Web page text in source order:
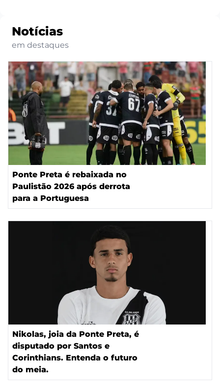
Notícias
em destaques
Ponte Preta é rebaixada no
Paulistão 2026 após derrota
para a Portuguesa
Nikolas, joia da Ponte Preta, é
disputado por Santos e
Corinthians. Entenda o futuro
do meia.